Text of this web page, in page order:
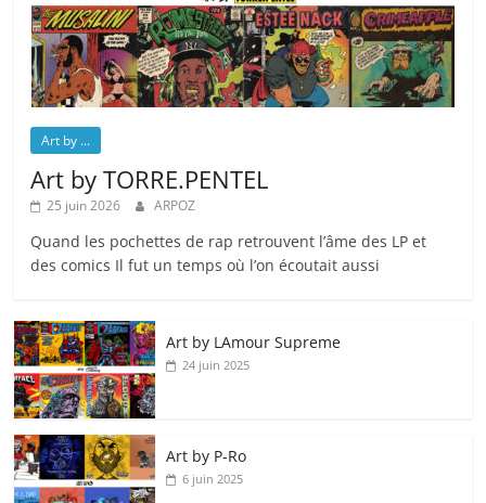
Art by ...
Art by TORRE.PENTEL
25 juin 2026 ARPOZ
Quand les pochettes de rap retrouvent l’âme des LP et
des comics Il fut un temps où l’on écoutait aussi
Art by LAmour Supreme
24 juin 2025
Art by P‑Ro
6 juin 2025